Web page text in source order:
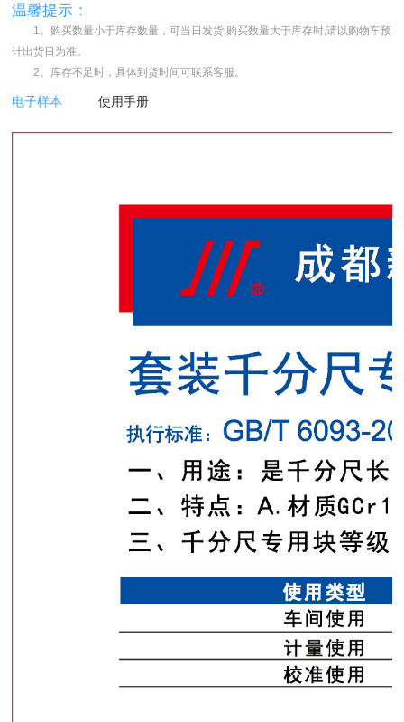
温馨提示：
1、购买数量小于库存数量，可当日发货,购买数量大于库存时,请以购物车预
计出货日为准。
2、库存不足时，具体到货时间可联系客服。
电子样本 使用手册